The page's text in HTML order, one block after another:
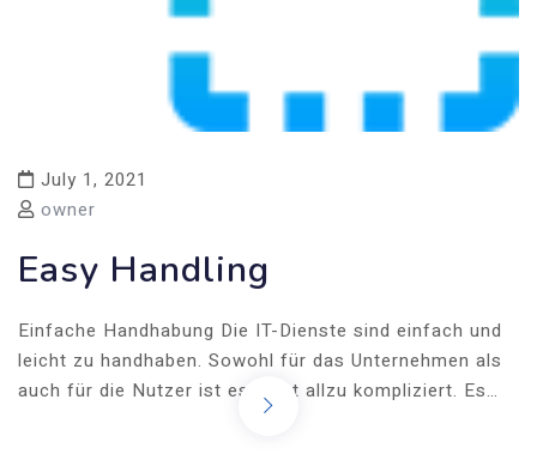
July 1, 2021
owner
Easy Handling
Einfache Handhabung Die IT-Dienste sind einfach und
leicht zu handhaben. Sowohl für das Unternehmen als
auch für die Nutzer ist es nicht allzu kompliziert. Es…